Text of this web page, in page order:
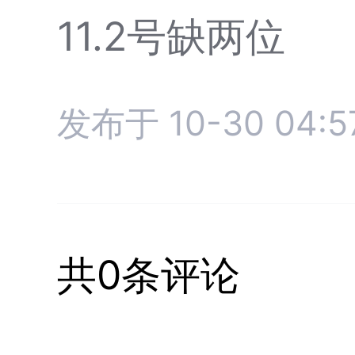
11.2号缺两位
发布于 10-30
共0条评论